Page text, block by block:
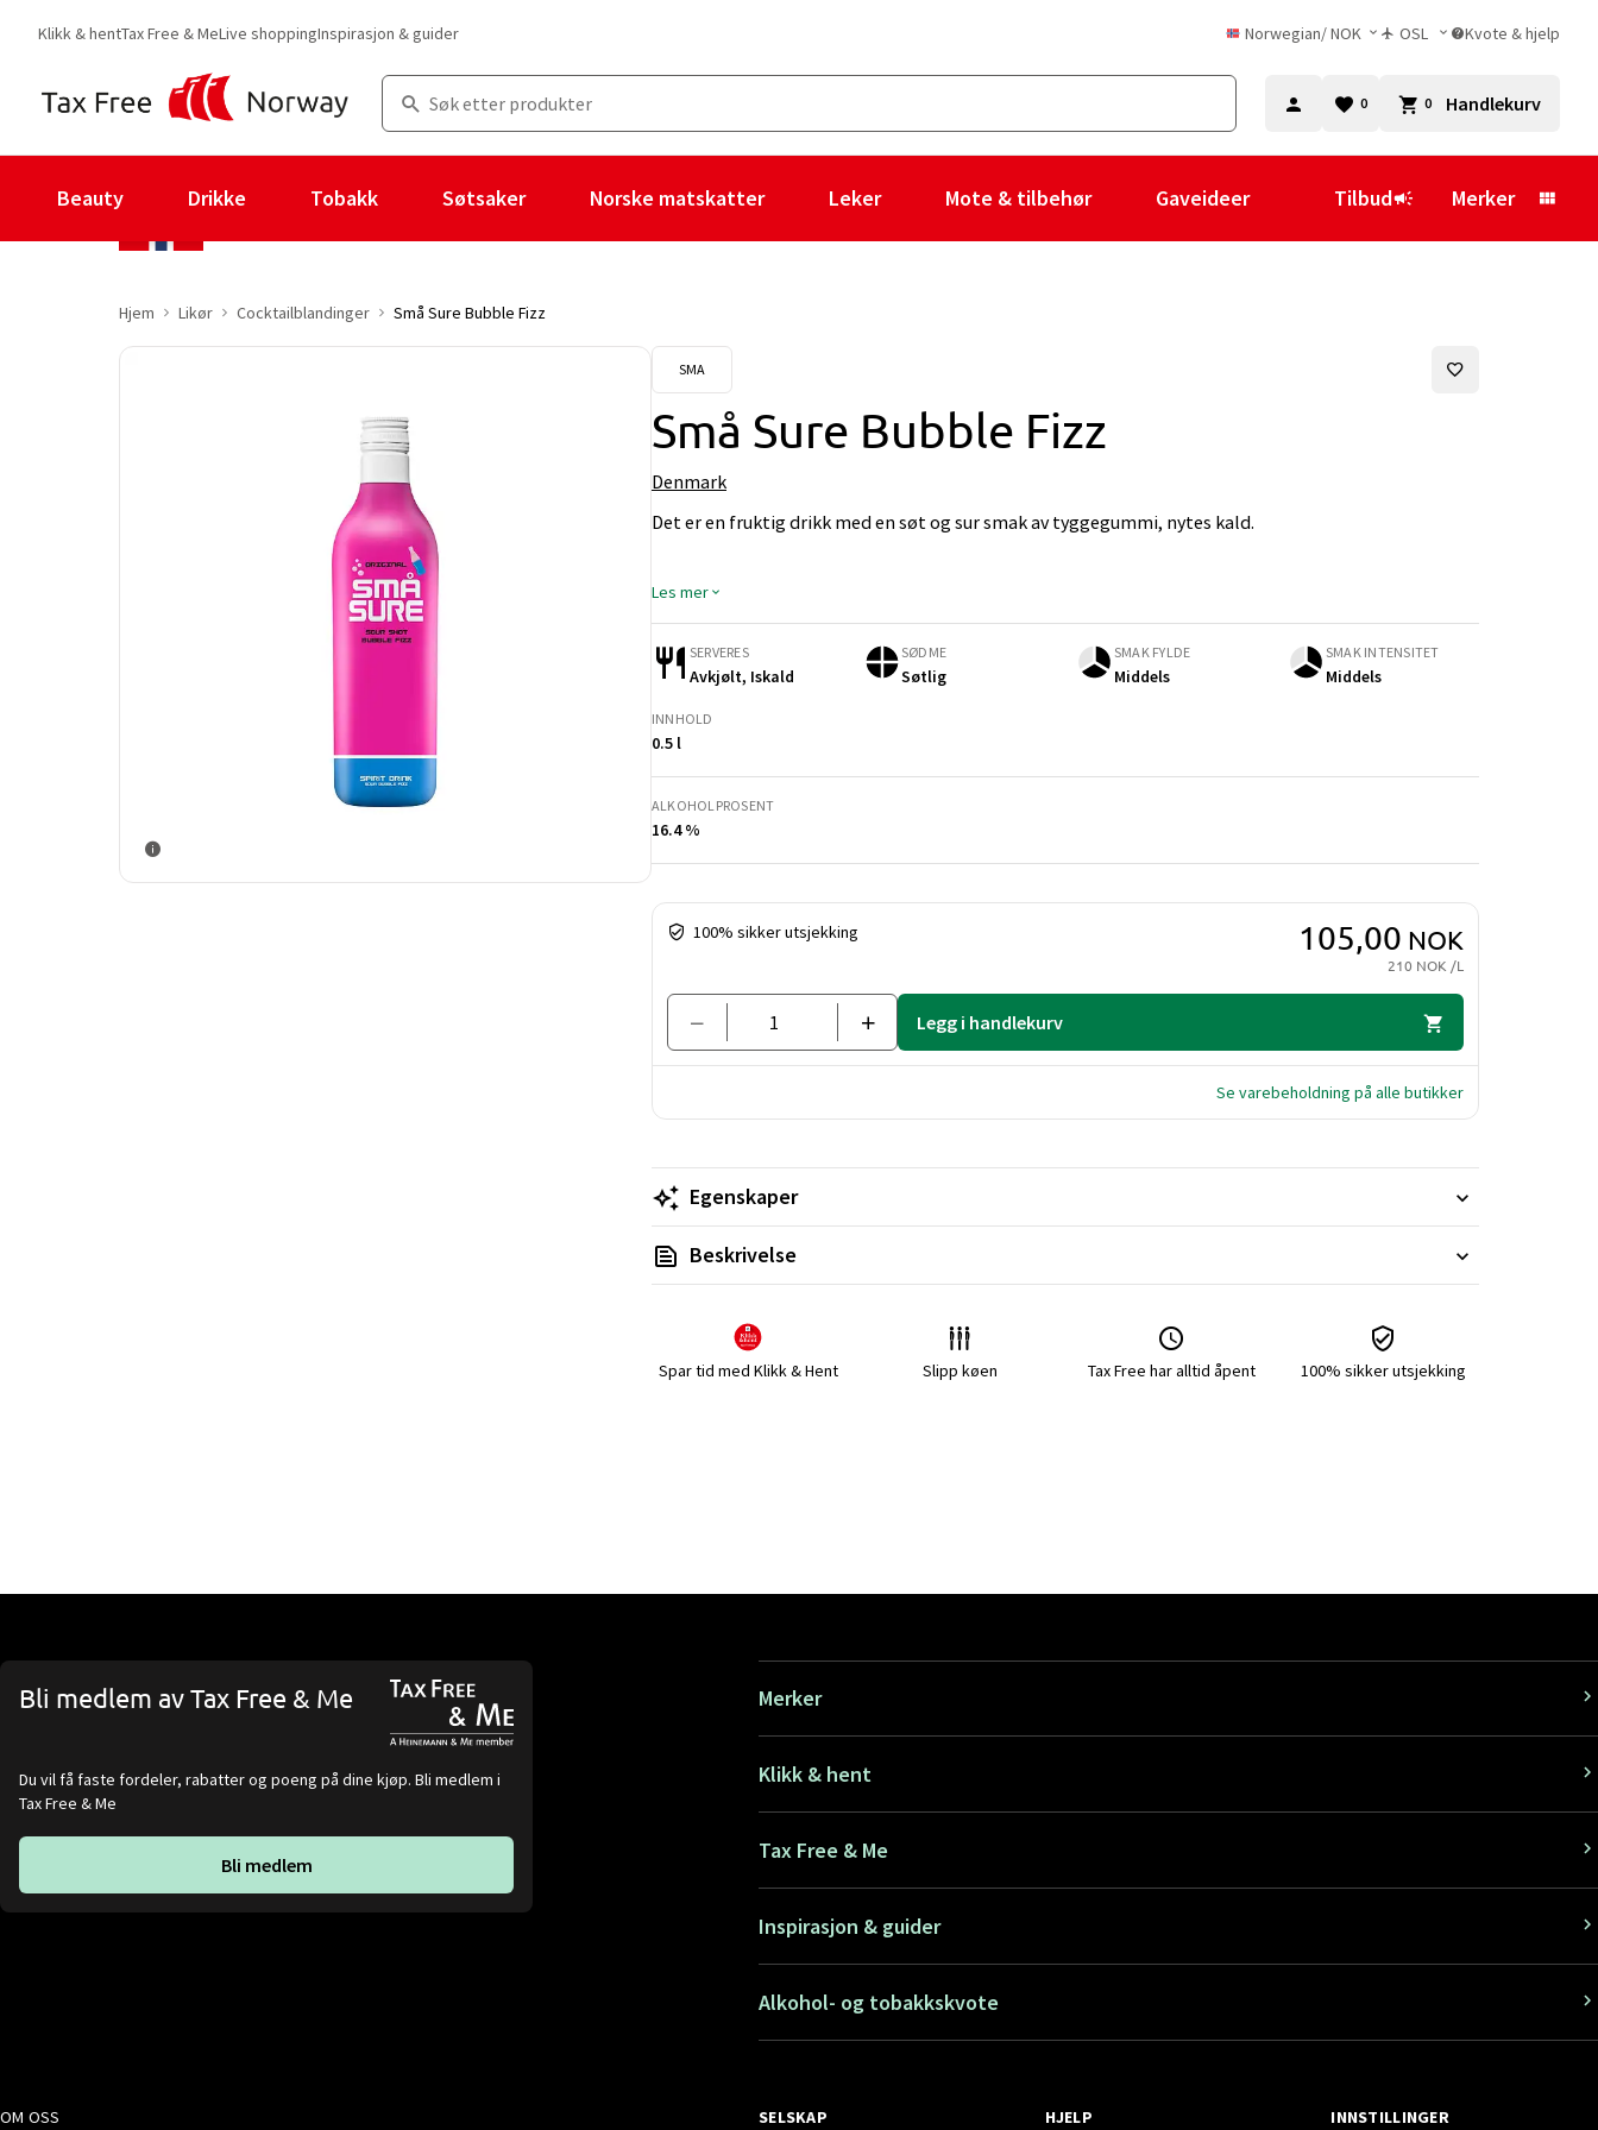
Klikk & hentTax Free & MeLive shoppingInspirasjon & guider Norwegian/NOK OSL Kvote & hjelp
0 0 Handlekurv
Beauty Drikke Tobakk Søtsaker Norske matskatter Leker Mote & tilbehør Gaveideer Tilbud Merker
Hjem Likør Cocktailblandinger Små Sure Bubble Fizz
SMA
Små Sure Bubble Fizz
Denmark
Det er en fruktig drikk med en søt og sur smak av tyggegummi, nytes kald.
Les mer
SERVERES
Avkjølt, Iskald
SØDME
Søtlig
SMAK FYLDE
Middels
SMAK INTENSITET
Middels
INNHOLD
0.5 l
ALKOHOLPROSENT
16.4 %
Pris og mengde
100% sikker utsjekking 105,00 NOK
210 NOK /L
Legg i handlekurv
Se varebeholdning på alle butikker
Egenskaper
Beskrivelse
Spar tid med Klikk & Hent Slipp køen Tax Free har alltid åpent 100% sikker utsjekking
Bli medlem av Tax Free & Me
Du vil få faste fordeler, rabatter og poeng på dine kjøp. Bli medlem i
Tax Free & Me
Bli medlem
Merker
Klikk & hent
Tax Free & Me
Inspirasjon & guider
Alkohol- og tobakkskvote
OM OSS SELSKAP HJELP INNSTILLINGER